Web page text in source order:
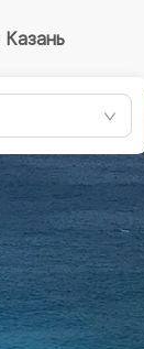
Казань